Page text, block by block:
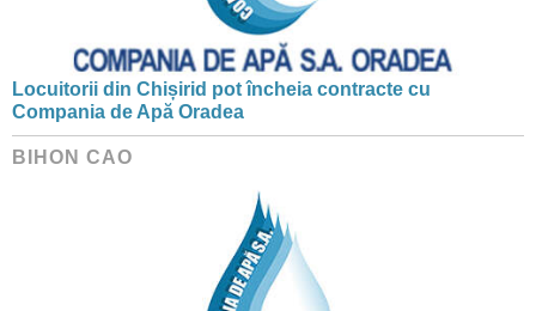
Locuitorii din Chișirid pot încheia contracte cu
Compania de Apă Oradea
BIHON CAO